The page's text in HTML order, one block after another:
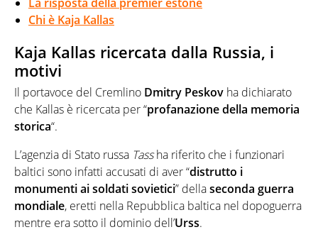
Chi è Kaja Kallas
Kaja Kallas ricercata dalla Russia, i
motivi
Il portavoce del Cremlino Dmitry Peskov ha dichiarato
che Kallas è ricercata per “profanazione della memoria
storica“.
L’agenzia di Stato russa Tassha riferito che i funzionari
baltici sono infatti accusati di aver “distrutto i
monumentiai soldati sovietici” dellaseconda guerra
mondiale, eretti nella Repubblica baltica nel dopoguerra
mentre era sotto il dominio dell’Urss.